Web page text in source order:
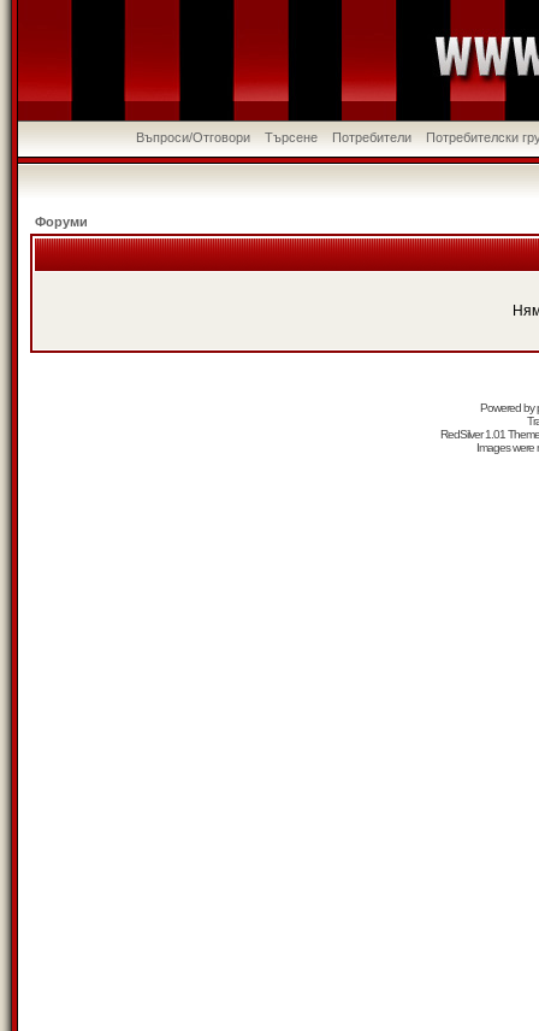
Въпроси/Отговори Търсене Потребители Потребителски
Форуми
Powered by
RedSilver 1.01
Images were